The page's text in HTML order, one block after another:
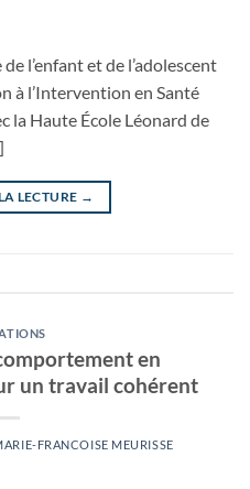
l’enfant et de l’adolescent
à l’Intervention en Santé
la Haute École Léonard de
LECTURE →
en
un travail cohérent
FRANCOISE MEURISSE